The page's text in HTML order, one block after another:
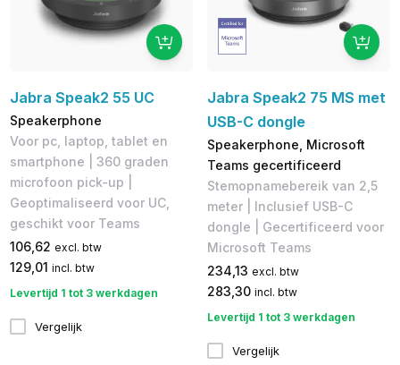
Jabra Speak2 55 UC
Speakerphone
Voor pc, laptop, tablet en
smartphone | 360 graden
microfoon pick-up |
Geoptimaliseerd voor UC,
geschikt voor Teams
106,62 excl. btw
129,01 incl. btw
Levertijd 1 tot 3 werkdagen
Vergelijk
Jabra Speak2 75 MS met
USB-C dongle
Speakerphone, Microsoft
Teams gecertificeerd
Stemopnamebereik van 2,5
meter | Inclusief USB-C
dongle | Gecertificeerd voor
Microsoft Teams
234,13 excl. btw
283,30 incl. btw
Levertijd 1 tot 3 werkdagen
Vergelijk